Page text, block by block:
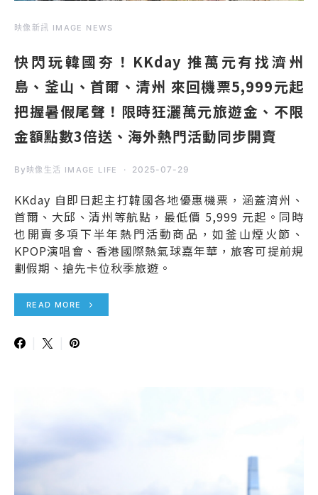
映像新訊 IMAGE NEWS
快閃玩韓國夯！KKday 推萬元有找濟州
島、釜山、首爾、清州 來回機票5,999元起
把握暑假尾聲！限時狂灑萬元旅遊金、不限
金額點數3倍送、海外熱門活動同步開賣
By 映像生活 IMAGE LIFE 2025-07-29
KKday 自即日起主打韓國各地優惠機票，涵蓋濟州、
首爾、大邱、清州等航點，最低價 5,999 元起。同時
也開賣多項下半年熱門活動商品，如釜山煙火節、
KPOP演唱會、香港國際熱氣球嘉年華，旅客可提前規
劃假期、搶先卡位秋季旅遊。
READ MORE